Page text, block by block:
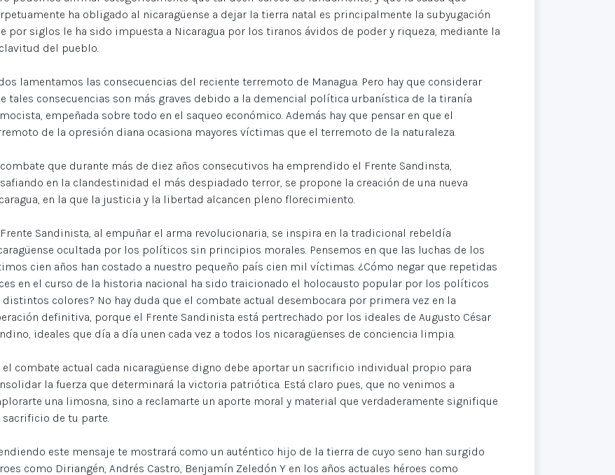
ha obligado al nicaragüense a dejar la tierra natal es principalmente la subyugación
por siglos le ha sido impuesta a Nicaragua por los tiranos ávidos de poder y riqueza, mediante la
del pueblo.
lamentamos las consecuencias del reciente terremoto de Managua. Pero hay que considerar
tales consecuencias son más graves debido a la demencial política urbanística de la tiranía
empeñada sobre todo en el saqueo económico. Además hay que pensar en que el
de la opresión diana ocasiona mayores víctimas que el terremoto de la naturaleza.
que durante más de diez años consecutivos ha emprendido el Frente Sandinsta,
en la clandestinidad el más despiadado terror, se propone la creación de una nueva
en la que la justicia y la libertad alcancen pleno florecimiento.
Sandinista, al empuñar el arma revolucionaria, se inspira en la tradicional rebeldía
ocultada por los políticos sin principios morales. Pensemos en que las luchas de los
cien años han costado a nuestro pequeño país cien mil víctimas. ¿Cómo negar que repetidas
en el curso de la historia nacional ha sido traicionado el holocausto popular por los políticos
distintos colores? No hay duda que el combate actual desembocara por primera vez en la
definitiva, porque el Frente Sandinista está pertrechado por los ideales de Augusto César
ideales que día a día unen cada vez a todos los nicaragüenses de conciencia limpia.
el combate actual cada nicaragüense digno debe aportar un sacrificio individual propio para
la fuerza que determinará la victoria patriótica. Está claro pues, que no venimos a
una limosna, sino a reclamarte un aporte moral y material que verdaderamente signifique
sacrificio de tu parte.
este mensaje te mostrará como un auténtico hijo de la tierra de cuyo seno han surgido
como Diriangén, Andrés Castro, Benjamín Zeledón Y en los años actuales héroes como